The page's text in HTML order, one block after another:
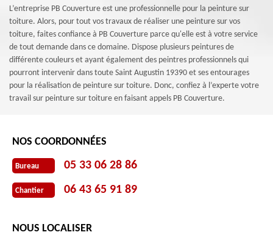
L’entreprise PB Couverture est une professionnelle pour la peinture sur
toiture. Alors, pour tout vos travaux de réaliser une peinture sur vos
toiture, faites confiance à PB Couverture parce qu'elle est à votre service
de tout demande dans ce domaine. Dispose plusieurs peintures de
différente couleurs et ayant également des peintres professionnels qui
pourront intervenir dans toute Saint Augustin 19390 et ses entourages
pour la réalisation de peinture sur toiture. Donc, confiez à l’experte votre
travail sur peinture sur toiture en faisant appels PB Couverture.
NOS COORDONNÉES
Bureau 05 33 06 28 86
Chantier 06 43 65 91 89
NOUS LOCALISER